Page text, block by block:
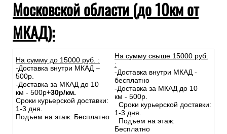
Московской области (до 10км от
МКАД):
На сумму до 15000 руб. :
-Доставка внутри МКАД –
500р.
-Доставка за МКАД до 10
км - 500р+30р/км.
Сроки курьерской доставки:
1-3 дня.
Подъем на этаж: Бесплатно
На сумму свыше 15000 руб.
:
-Доставка внутри МКАД -
бесплатно
-Доставка за МКАД до 10
км - 500р.
Сроки курьерской доставки:
1-3 дня.
Подъем на этаж:
Бесплатно